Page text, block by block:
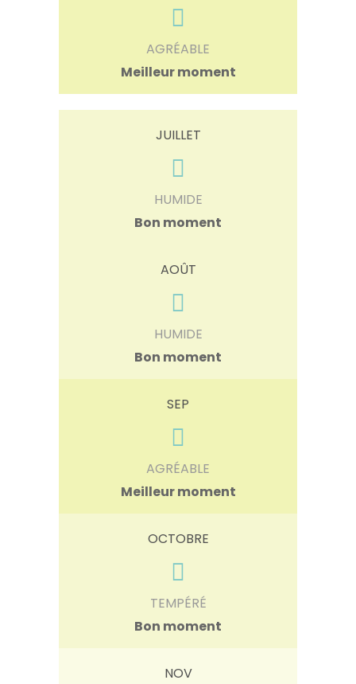
AGRÉABLE
Meilleur moment
JUILLET
HUMIDE
Bon moment
AOÛT
HUMIDE
Bon moment
SEP
AGRÉABLE
Meilleur moment
OCTOBRE
TEMPÉRÉ
Bon moment
NOV